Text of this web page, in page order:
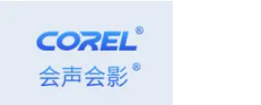
MV制作软件哪个好？大家不妨试试
文字制作会声会影教程，打造自己的专属电影。